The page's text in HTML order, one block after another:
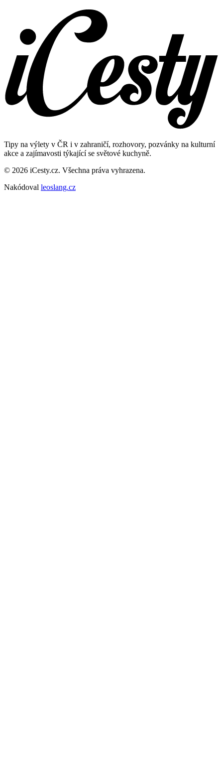
Tipy na výlety v ČR i v zahraničí, rozhovory, pozvánky na kulturní
akce a zajímavosti týkající se světové kuchyně.
© 2026 iCesty.cz. Všechna práva vyhrazena.
Nakódoval leoslang.cz